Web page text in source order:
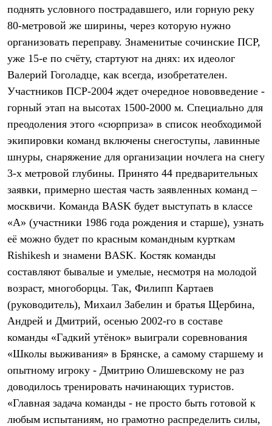
Среднее термобелье
Легкое термобелье
Флисовая одежда
Куртки
Брюки
Детская одежда
Утепленная пухом
Комбинезоны
Куртки
Утепленная синтетикой
Комбинезоны
Куртки
Брюки
Лёгкая одежда
Футболки
Брюки
Софтшелл одежда
Куртки
Флисовая одежда
Куртки
Брюки
Комбинезоны
Термобелье
Комплект термобелья
Снаряжение
Палатки и тенты
Палатки
Аксессуары для палаток
Рюкзаки
Экспедиционные
Легкоходные
Альпинистские
поднять условного пострадавшего, или горную реку
80-метровой же ширины, через которую нужно
организовать переправу. Знаменитые сочинские ПСР,
уже 15-е по счёту, стартуют на днях: их идеолог
Валерий Гоголадце, как всегда, изобретателен.
Участников ПСР-2004 ждет очередное нововведение -
горный этап на высотах 1500-2000 м. Специально для
преодоления этого «сюрприза» в список необходимой
экипировки команд включены снегоступы, лавинные
шнуры, снаряжение для организации ночлега на снегу
3-х метровой глубины. Принято 44 предварительных
заявки, примерно шестая часть заявленных команд –
москвичи. Команда BASK будет выступать в классе
«А» (участники 1986 года рождения и старше), узнать
её можно будет по красным командным курткам
Rishikesh и знамени BASK. Костяк команды
составляют бывалые и умелые, несмотря на молодой
возраст, многоборцы. Так, Филипп Картаев
(руководитель), Михаил Забелин и братья Щербина,
Андрей и Дмитрий, осенью 2002-го в составе
команды «Гадкий утёнок» выиграли соревнования
«Школы выживания» в Брянске, а самому старшему и
опытному игроку - Дмитрию Олишевскому не раз
доводилось тренировать начинающих туристов.
«Главная задача команды - не просто быть готовой к
любым испытаниям, но грамотно распределить силы,